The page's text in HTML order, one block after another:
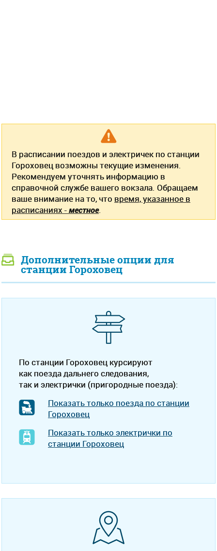
В расписании поездов и электричек по станции
Гороховец возможны текущие изменения.
Рекомендуем уточнять информацию в
справочной службе вашего вокзала. Обращаем
ваше внимание на то, что время, указанное в
расписаниях -местное.
Дополнительные опции для
станции Гороховец
По станции Гороховец курсируют
как поезда дальнего следования,
так и электрички (пригородные поезда):
Показать только поезда по станции
Гороховец
Показать только электрички по
станции Гороховец